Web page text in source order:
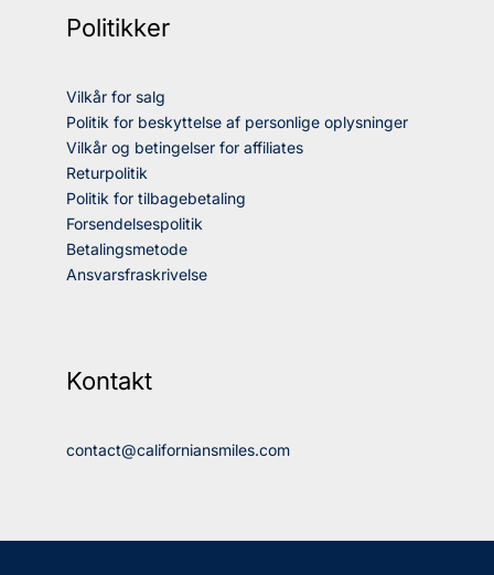
Politikker
Vilkår for salg
Politik for beskyttelse af personlige oplysninger
Vilkår og betingelser for affiliates
Returpolitik
Politik for tilbagebetaling
Forsendelsespolitik
Betalingsmetode
Ansvarsfraskrivelse
Kontakt
contact@californiansmiles.com